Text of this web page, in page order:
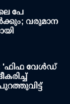
പേ
വരുമാന
'ഫിഫ വേള്‍ഡ്